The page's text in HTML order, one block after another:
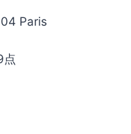
Paris
点